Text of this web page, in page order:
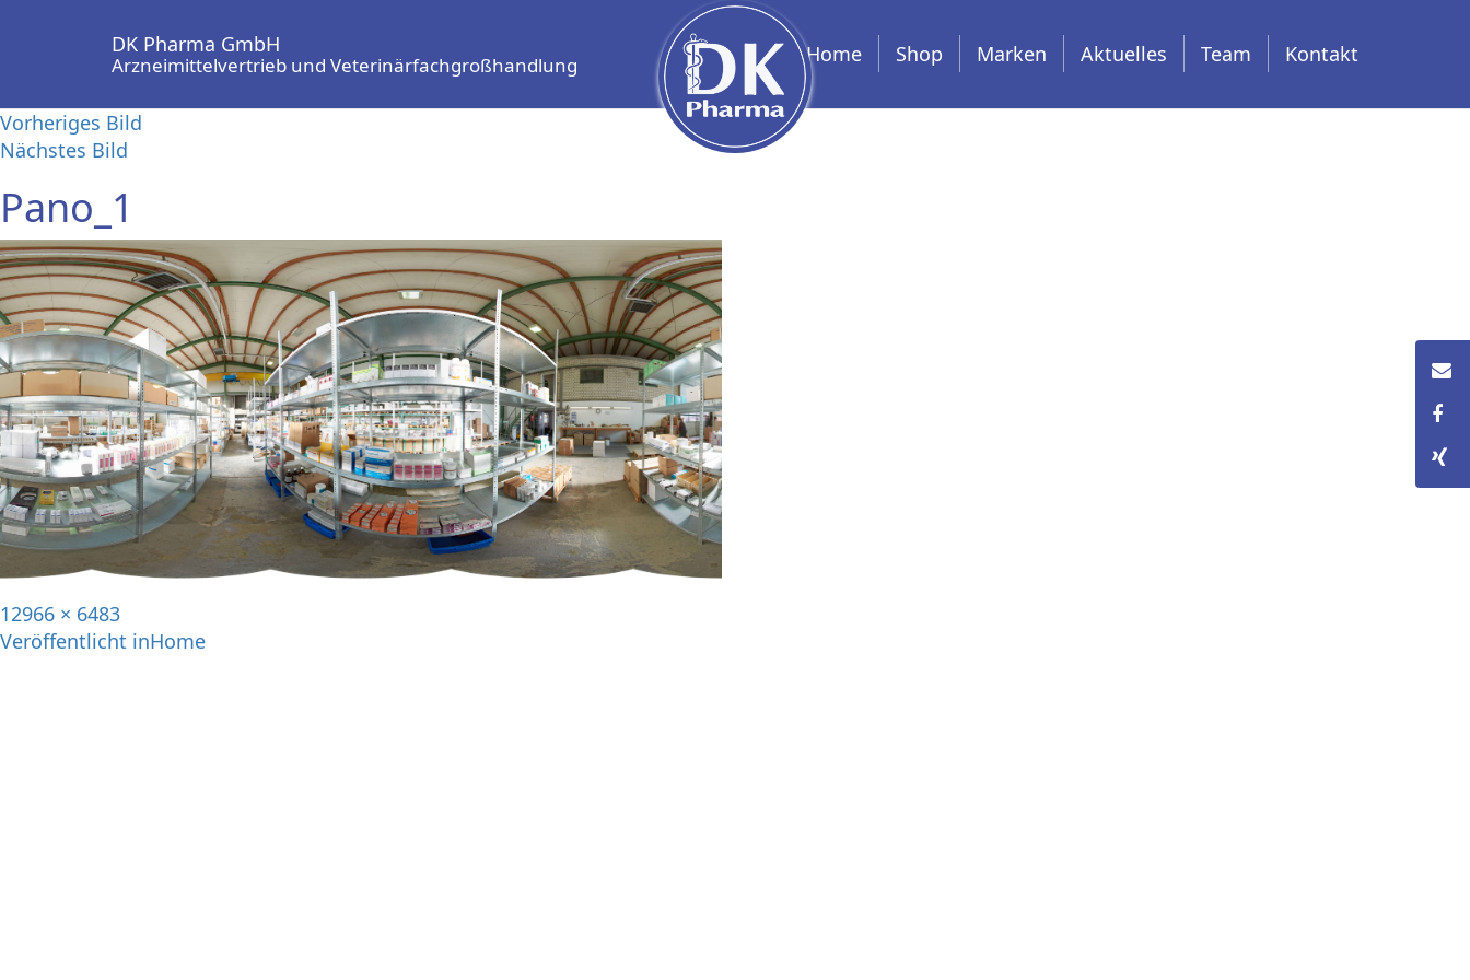
DK Pharma GmbH
Arzneimittelvertrieb und Veterinärfachgroßhandlung Home Shop Marken Aktuelles Team Kontakt
Vorheriges Bild
Nächstes Bild
Pano_1
12966 × 6483
Veröffentlicht inHome